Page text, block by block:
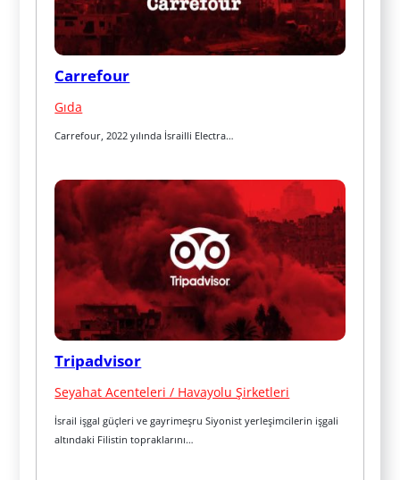
Carrefour
Gıda
Carrefour, 2022 yılında İsrailli Electra…
Tripadvisor
Seyahat Acenteleri / Havayolu Şirketleri
İsrail işgal güçleri ve gayrimeşru Siyonist yerleşimcilerin işgali
altındaki Filistin topraklarını…